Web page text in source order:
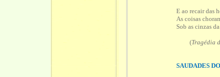
E ao recair das
As coisas
Sob as cinzas
(Tragédia
SAUDADES